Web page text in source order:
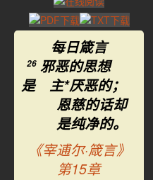
每日箴言
26 邪恶的思想
是 主*厌恶的；
恩慈的话却
是纯净的。
《宰逋尔·箴言》
第15章